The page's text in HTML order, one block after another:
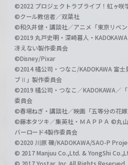
©2022 プロジェクトラブライブ！虹ヶ咲
©クール教信者／双葉社
©和久井健・講談社／アニメ「東京リベ
©2019 丸戸史明・深崎暮人・
冴えない製作委員会
©Disney/Pixar
©2014 橘公司・つなこ/KADOKAWA 富
ブⅡ」製作委員会
©2019 橘公司・つなこ／KADOKAWA／
委員会
©春場ねぎ・講談社／映画「五等分の花嫁
©藤本タツキ／集英社・ＭＡＰＰＡ ©丸
バーロード4製作委員会
©2020 川原 礫/KADOKAWA/SAO-P
© 2017 Manjuu Co.,Ltd. & YongShi
© 2017 Yostar, Inc. All Rights Reserved.